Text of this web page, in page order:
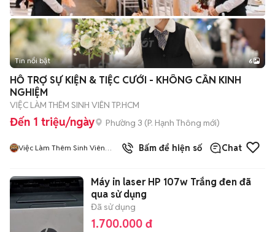
+2
Tin nổi bật 6
HỖ TRỢ SỰ KIỆN & TIỆC CƯỚI - KHÔNG CẦN KINH
NGHIỆM
VIỆC LÀM THÊM SINH VIÊN TP.HCM
Đến 1 triệu/ngày Phường 3 (P. Hạnh Thông mới)
Việc Làm Thêm Sinh Viên
5đã bán
Bấm để hiện số Chat
Máy in laser HP 107w Trắng đen đã
qua sử dụng
Đã sử dụng
1.700.000 đ